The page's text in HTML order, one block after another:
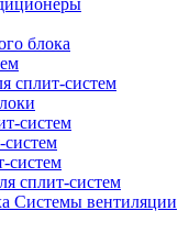
блока
сплит-систем
систем
систем
сплит-систем
Системы вентиляции